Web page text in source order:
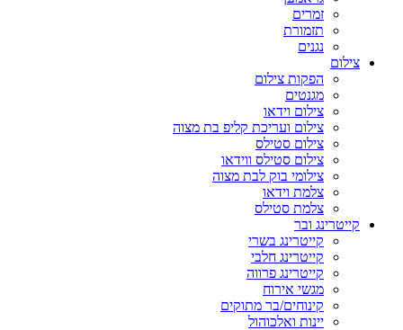
זמרים
תזמורת
נגנים
צילום
הפקות צילום
מגנטים
צילום וידאו
צילום ועריכת קליפ בת מצוה
צילום סטילס
צילום סטילס ווידאו
צילומי בוק לבת מצוה
צלמת וידאו
צלמת סטילס
קייטרינג ובר
קייטרינג בשרי
קייטרינג חלבי
קייטרינג פרווה
מגשי אירוח
קינוחים/בר מתוקים
יינות ואלכוהול